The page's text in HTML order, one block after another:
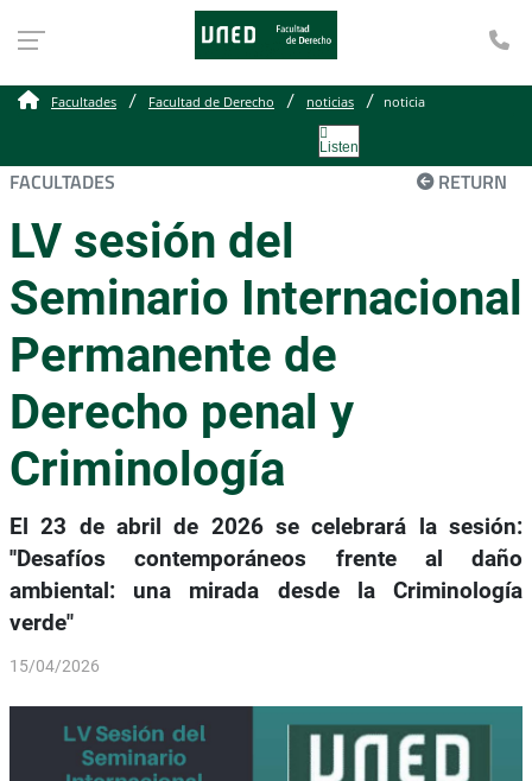
Facultades Facultad de Derecho noticias noticia
Listen
FACULTADES RETURN
LV sesión del
Seminario Internacional
Permanente de
Derecho penal y
Criminología
El 23 de abril de 2026 se celebrará la sesión:
''Desafíos contemporáneos frente al daño
ambiental: una mirada desde la Criminología
verde"
15/04/2026